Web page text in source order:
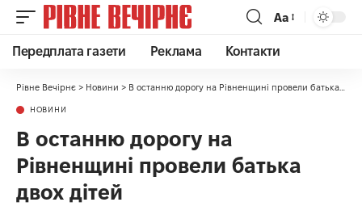
Аа
Передплата газети Реклама Контакти
Рівне Вечірнє > Новини > В останню дорогу на Рівненщині провели батька двох дітей
НОВИНИ
В останню дорогу на
Рівненщині провели батька
двох дітей